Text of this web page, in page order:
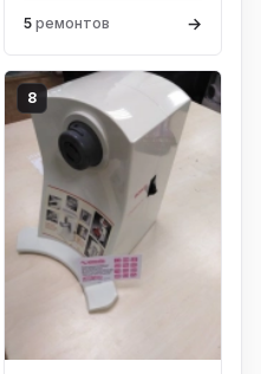
5 ремонтов →
8